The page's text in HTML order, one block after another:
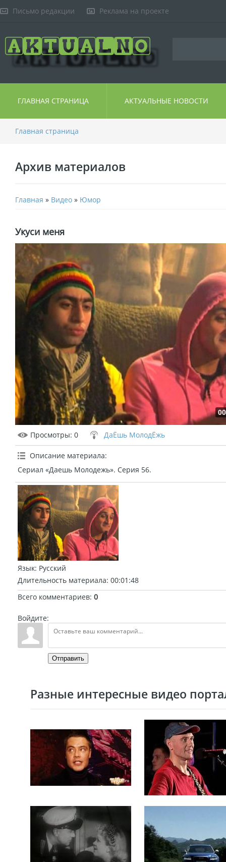
Письмо редакции Реклама на проекте
ГЛАВНАЯ СТРАНИЦА АКТУАЛЬНЫЕ НОВОСТИ
Главная страница
Архив материалов
Главная » Видео » Юмор
Укуси меня
Просмотры: 0 ДаЁшь МолодЁжь
Описание материала:
Сериал «Даешь Молодежь». Серия 56.
Язык: Русский
Длительность материала: 00:01:48
Всего комментариев: 0
Войдите:
Отправить
Разные интересные видео